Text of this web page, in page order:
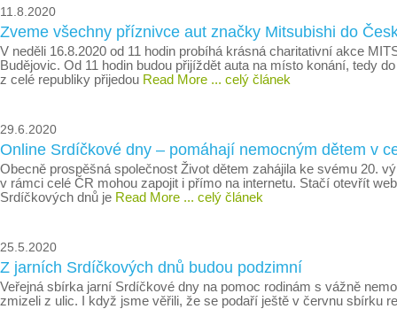
11.8.2020
Zveme všechny příznivce aut značky Mitsubishi do
V neděli 16.8.2020 od 11 hodin probíhá krásná charitativní akce
Budějovic. Od 11 hodin budou přijíždět auta na místo konání, tedy
z celé republiky přijedou Read More ... celý článek
29.6.2020
Online Srdíčkové dny – pomáhají nemocným dětem v
Obecně prospěšná společnost Život dětem zahájila ke svému 20.
v rámci celé ČR mohou zapojit i přímo na internetu. Stačí otevřít
Srdíčkových dnů je Read More ... celý článek
25.5.2020
Z jarních Srdíčkových dnů budou podzimní
Veřejná sbírka jarní Srdíčkové dny na pomoc rodinám s vážně
zmizeli z ulic. I když jsme věřili, že se podaří ještě v červnu sbírku